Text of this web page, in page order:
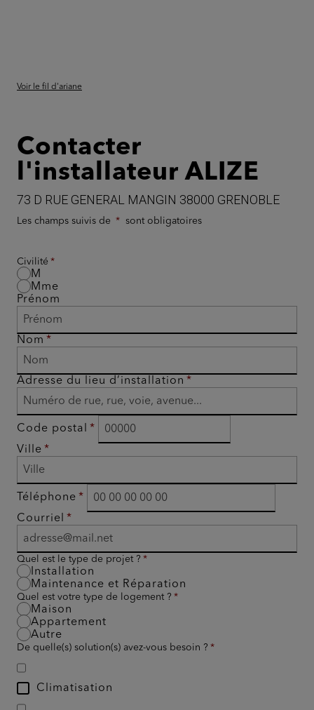
Voir le fil d'ariane
Contacter
l'installateur ALIZE
73 D RUE GENERAL MANGIN 38000 GRENOBLE
Les champs suivis de sont obligatoires
Civilité
M
Mme
Prénom
Nom
Adresse du lieu d’installation
Code postal
Ville
Téléphone
Courriel
Quel est le type de projet ?
Installation
Maintenance et Réparation
Quel est votre type de logement ?
Maison
Appartement
Autre
De quelle(s) solution(s) avez-vous besoin ?
Climatisation